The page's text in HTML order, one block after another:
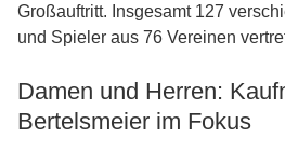
Großauftritt. Insgesamt 127
und Spieler aus 76 Vereinen
Damen und Herren:
Bertelsmeier im Fokus